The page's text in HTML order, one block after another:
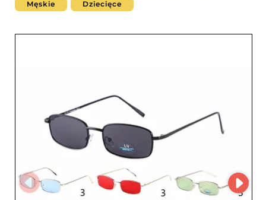
klientów. Każdy produkt oferowany przez YINLONG
uzupełnienie zimowej stylizacji, czy dodanie charakteru
zapewnia zoptymalizowane zarządzanie zaopatrzeniem,
co przekłada się na szybką i niezawodną obsługę. Z 银隆
YINLONG TRADING zyskują Państwo profesjonalnego,
uważnego partnera, który wspiera rozwój Państwa
biznesu. Zaangażowanie w doskonałość logistyczną
umożliwia szybkie dostawy przy zachowaniu stałej
jakości produktów. Włączcie już teraz te niezbędne
akcesoria do swojej oferty i zaufajcie YINLONG TRADING,
aby zachwycić klientów i wzmocnić swoją pozycję na
rynku akcesoriów modowych.
Męskie Dziecięce